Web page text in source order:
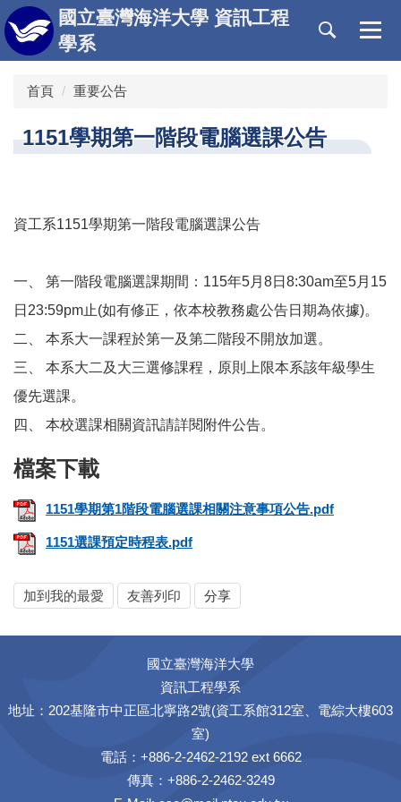
跳
到
主
國立臺灣海洋大學 資訊工程
學系
首頁 重要公告
1151學期第一階段電腦選課公告
資工系1151學期第一階段電腦選課公告
一、 第一階段電腦選課期間：115年5月8日8:30am至5月15
日23:59pm止(如有修正，依本校教務處公告日期為依據)。
二、 本系大一課程於第一及第二階段不開放加選。
三、 本系大二及大三選修課程，原則上限本系該年級學生
優先選課。
四、 本校選課相關資訊請詳閱附件公告。
1151學期第1階段電腦選課相關注意事項公告.pdf
1151選課預定時程表.pdf
加到我的最愛 友善列印 分享
國立臺灣海洋大學
資訊工程學系
地址：202基隆市中正區北寧路2號(資工系館312室、電綜大樓603
室)
電話：+886-2-2462-2192 ext 6662
傳真：+886-2-2462-3249